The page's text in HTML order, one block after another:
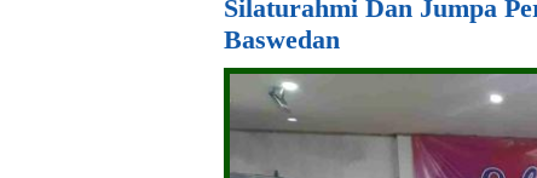
Silaturahmi Dan Jumpa
Baswedan